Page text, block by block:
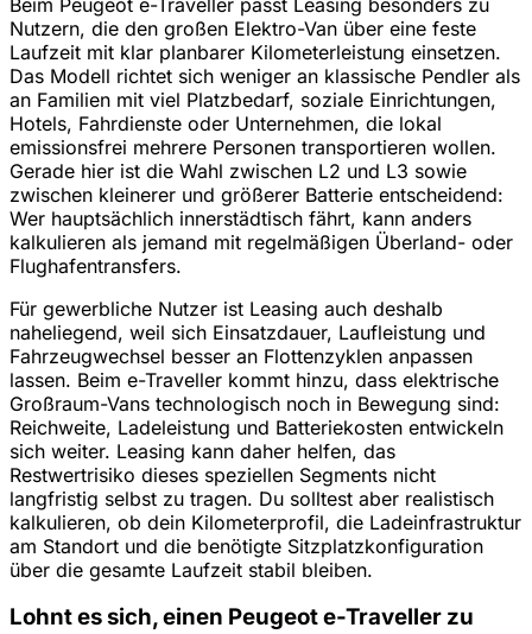
Nutzern, die den großen Elektro-Van über eine feste
Laufzeit mit klar planbarer Kilometerleistung einsetzen.
Das Modell richtet sich weniger an klassische Pendler als
an Familien mit viel Platzbedarf, soziale Einrichtungen,
Hotels, Fahrdienste oder Unternehmen, die lokal
emissionsfrei mehrere Personen transportieren wollen.
Gerade hier ist die Wahl zwischen L2 und L3 sowie
zwischen kleinerer und größerer Batterie entscheidend:
Wer hauptsächlich innerstädtisch fährt, kann anders
kalkulieren als jemand mit regelmäßigen Überland- oder
Flughafentransfers.
Für gewerbliche Nutzer ist Leasing auch deshalb
naheliegend, weil sich Einsatzdauer, Laufleistung und
Fahrzeugwechsel besser an Flottenzyklen anpassen
lassen. Beim e-Traveller kommt hinzu, dass elektrische
Großraum-Vans technologisch noch in Bewegung sind:
Reichweite, Ladeleistung und Batteriekosten entwickeln
sich weiter. Leasing kann daher helfen, das
Restwertrisiko dieses speziellen Segments nicht
langfristig selbst zu tragen. Du solltest aber realistisch
kalkulieren, ob dein Kilometerprofil, die Ladeinfrastruktur
am Standort und die benötigte Sitzplatzkonfiguration
über die gesamte Laufzeit stabil bleiben.
Lohnt es sich, einen Peugeot e-Traveller zu